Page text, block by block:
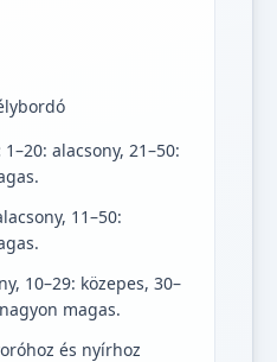
1–20: alacsony, 21–50:
11–50:
10–29: közepes, 30–
magas.
és nyírhoz